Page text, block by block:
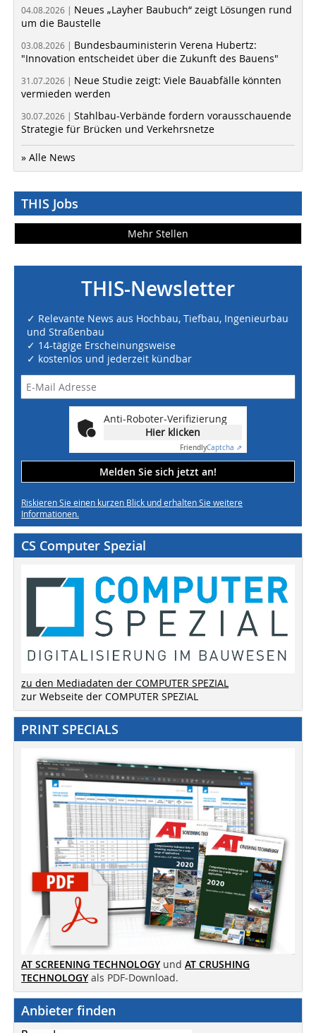
04.08.2026 | Neues „Layher Baubuch“ zeigt Lösungen rund
um die Baustelle
03.08.2026 | Bundesbauministerin Verena Hubertz:
"Innovation entscheidet über die Zukunft des Bauens"
31.07.2026 | Neue Studie zeigt: Viele Bauabfälle könnten
vermieden werden
30.07.2026 | Stahlbau-Verbände fordern vorausschauende
Strategie für Brücken und Verkehrsnetze
» Alle News
THIS Jobs
Mehr Stellen
THIS-Newsletter
✓ Relevante News aus Hochbau, Tiefbau, Ingenieurbau
und Straßenbau
✓ 14-tägige Erscheinungsweise
✓ kostenlos und jederzeit kündbar
Anti-Roboter-Verifizierung
Hier klicken
FriendlyCaptcha ⇗
Melden Sie sich jetzt an!
Riskieren Sie einen kurzen Blick und erhalten Sie weitere
Informationen.
CS Computer Spezial
zu den Mediadaten der COMPUTER SPEZIAL
zur Webseite der COMPUTER SPEZIAL
PRINT SPECIALS
AT SCREENING TECHNOLOGY und AT CRUSHING
TECHNOLOGY als PDF-Download.
Anbieter finden